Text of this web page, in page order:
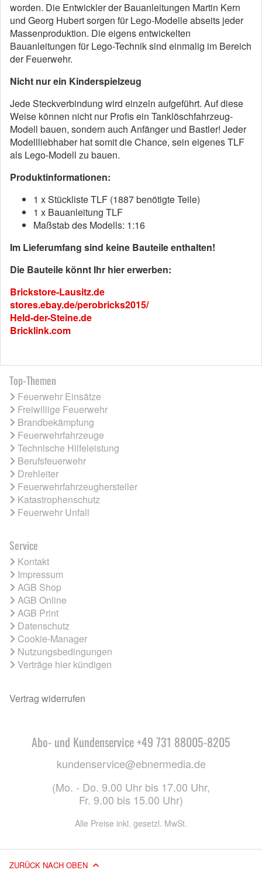
worden. Die Entwickler der Bauanleitungen Martin Kern
und Georg Hubert sorgen für Lego-Modelle abseits jeder
Massenproduktion. Die eigens entwickelten
Bauanleitungen für Lego-Technik sind einmalig im Bereich
der Feuerwehr.
Nicht nur ein Kinderspielzeug
Jede Steckverbindung wird einzeln aufgeführt. Auf diese
Weise können nicht nur Profis ein Tanklöschfahrzeug-
Modell bauen, sondern auch Anfänger und Bastler! Jeder
Modellliebhaber hat somit die Chance, sein eigenes TLF
als Lego-Modell zu bauen.
Produktinformationen:
1 x Stückliste TLF (1887 benötigte Teile)
1 x Bauanleitung TLF
Maßstab des Modells: 1:16
Im Lieferumfang sind keine Bauteile enthalten!
Die Bauteile könnt Ihr hier erwerben:
Brickstore-Lausitz.de
stores.ebay.de/perobricks2015/
Held-der-Steine.de
Bricklink.com
Top-Themen
Feuerwehr Einsätze
Freiwillige Feuerwehr
Brandbekämpfung
Feuerwehrfahrzeuge
Technische Hilfeleistung
Berufsfeuerwehr
Drehleiter
Feuerwehrfahrzeughersteller
Katastrophenschutz
Feuerwehr Unfall
Service
Kontakt
Impressum
AGB Shop
AGB Online
AGB Print
Datenschutz
Cookie-Manager
Nutzungsbedingungen
Verträge hier kündigen
Vertrag widerrufen
Abo- und Kundenservice +49 731 88005-8205
kundenservice@ebnermedia.de
(Mo. - Do. 9.00 Uhr bis 17.00 Uhr,
Fr. 9.00 bis 15.00 Uhr)
Alle Preise inkl. gesetzl. MwSt.
ZURÜCK NACH OBEN